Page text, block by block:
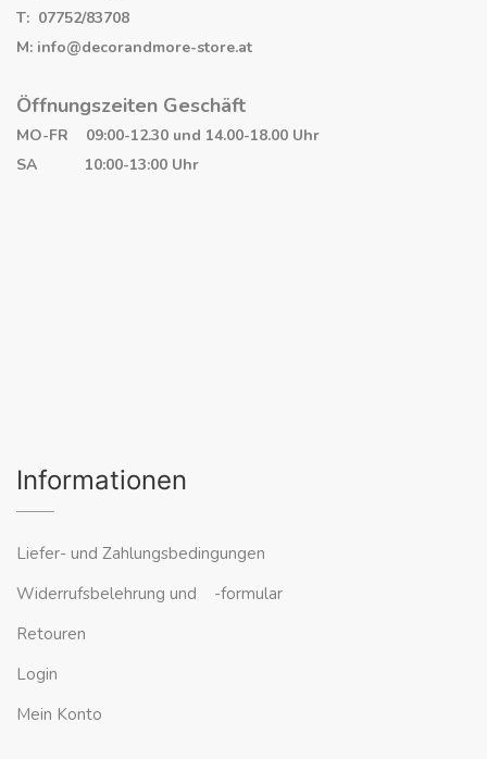
T: 07752/83708
M: info@decorandmore-store.at
Öffnungszeiten Geschäft
MO-FR 09:00-12.30 und 14.00-18.00 Uhr
SA 10:00-13:00 Uhr
Informationen
Liefer- und Zahlungsbedingungen
Widerrufsbelehrung und -formular
Retouren
Login
Mein Konto